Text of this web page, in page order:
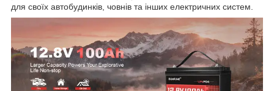
для своїх автобудинків, човнів та інших електричних систем.